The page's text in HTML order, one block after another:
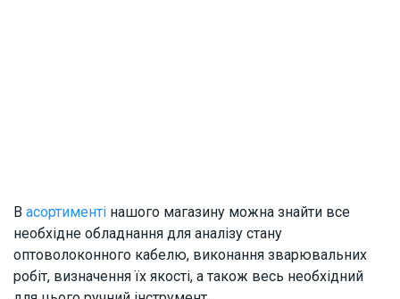
В асортименті нашого магазину можна знайти все
необхідне обладнання для аналізу стану
оптоволоконного кабелю, виконання зварювальних
робіт, визначення їх якості, а також весь необхідний